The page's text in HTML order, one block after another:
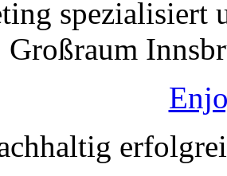
spezialisiert
Großraum